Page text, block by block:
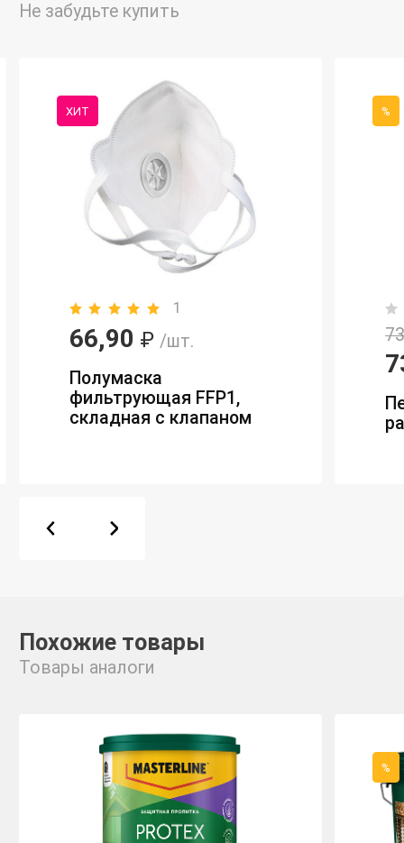
Не забудьте купить
ХИТ
1
66,90 ₽ /шт.
Полумаска
фильтрующая FFP1,
складная с клапаном
%
Похожие товары
Товары аналоги
%